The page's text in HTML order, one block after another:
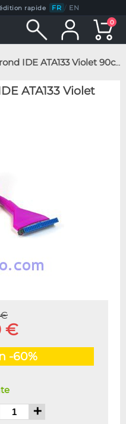
rapide FR / EN
0
IDE ATA133 Violet 90cm
ATA133 Violet
€
€
-60%
+